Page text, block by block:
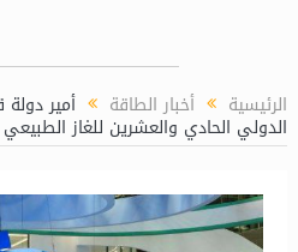
الرئيسية أخبار الطاقة أمير
الدولي الحادي والعشرين للغاز